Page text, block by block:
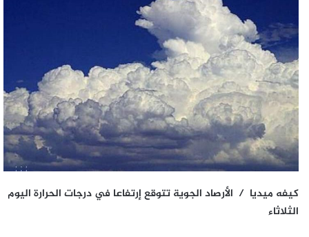
كيفه ميديا / الأرصاد الجوية تتوقع إرتفاعا في درجات الحرارة اليوم
الثلاثاء